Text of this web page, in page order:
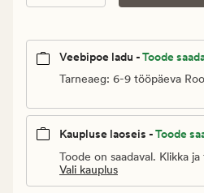
Veebipoe ladu -Toode
Tarneaeg: 6-9 tööpäeva
Kaupluse laoseis -Toode
Toode on saadaval. Klikka
Vali kauplus